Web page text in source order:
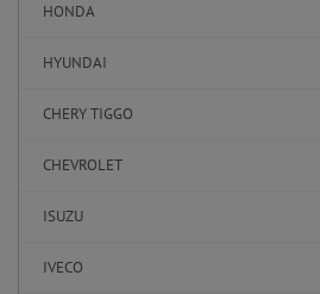
HONDA
HYUNDAI
CHERY TIGGO
CHEVROLET
ISUZU
IVECO